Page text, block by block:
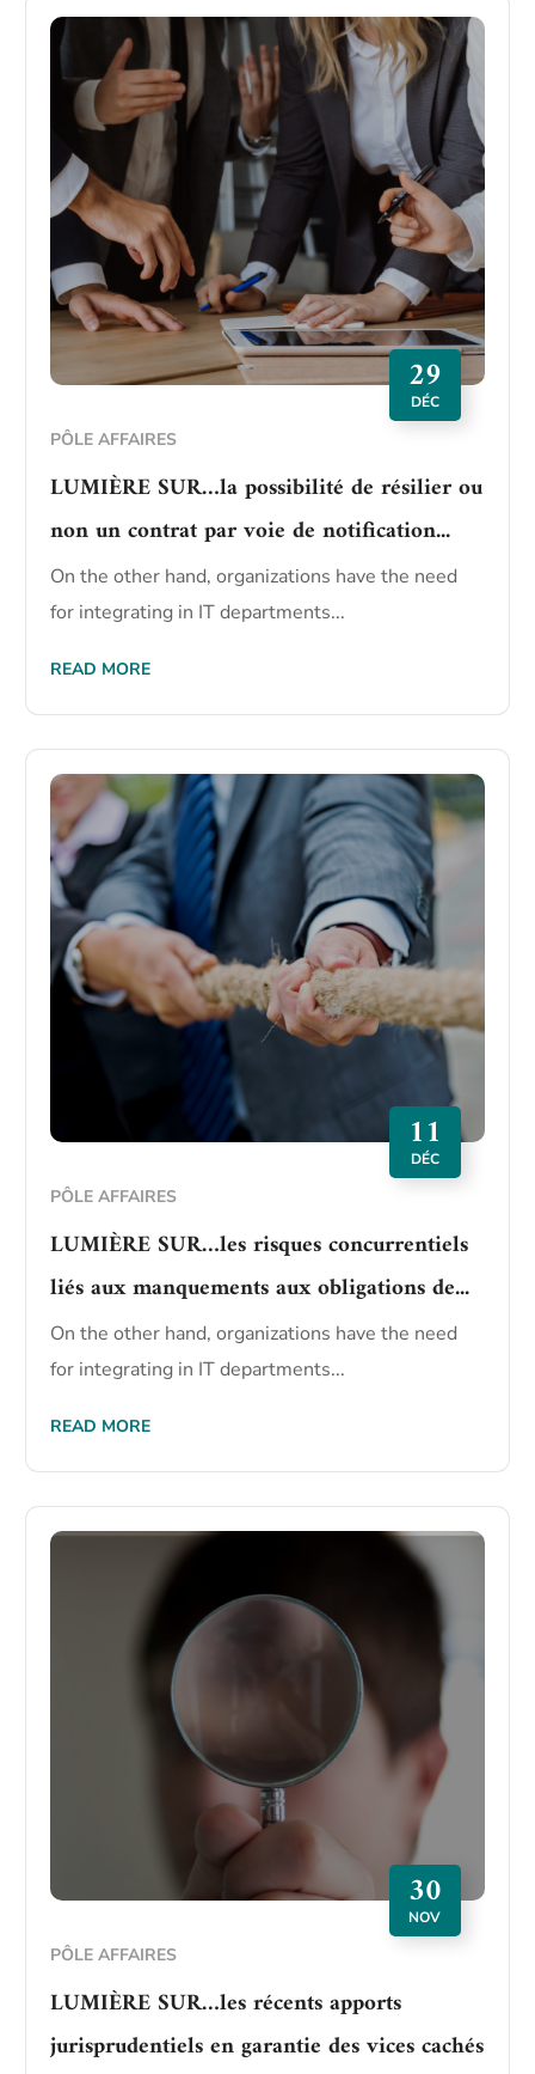
29
DÉC
PÔLE AFFAIRES
LUMIÈRE SUR…la possibilité de résilier ou
non un contrat par voie de notification...
On the other hand, organizations have the need
for integrating in IT departments...
READ MORE
11
DÉC
PÔLE AFFAIRES
LUMIÈRE SUR…les risques concurrentiels
liés aux manquements aux obligations de...
On the other hand, organizations have the need
for integrating in IT departments...
READ MORE
30
NOV
PÔLE AFFAIRES
LUMIÈRE SUR…les récents apports
jurisprudentiels en garantie des vices cachés